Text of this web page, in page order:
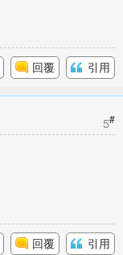
回覆 引用
5#
回覆 引用